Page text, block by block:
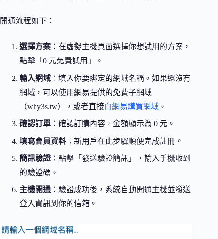
開通流程如下：
選擇方案 ：在虛擬主機頁面選擇你想試用的方案，
點擊「0 元免費試用」。
輸入網域 ：填入你要綁定的網域名稱。如果還沒有
網域，可以使用網易提供的免費子網域
（why3s.tw），或者直接向網易購買網域 。
確認訂單 ：確認訂購內容，金額顯示為 0 元。
填寫會員資料 ：新用戶在此步驟順便完成註冊。
簡訊驗證 ：點擊「發送驗證簡訊」，輸入手機收到
的驗證碼。
主機開通 ：驗證成功後，系統自動開通主機並發送
登入資訊到你的信箱。